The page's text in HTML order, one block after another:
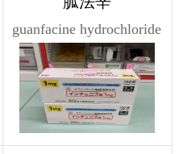
guanfacine hydrochloride